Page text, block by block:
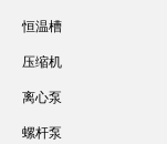
恒温槽
压缩机
离心泵
螺杆泵